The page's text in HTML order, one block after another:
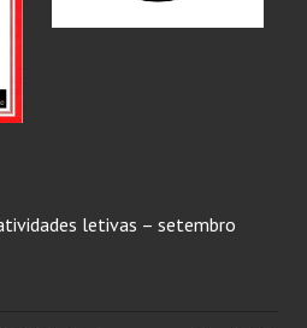
letivas – setembro